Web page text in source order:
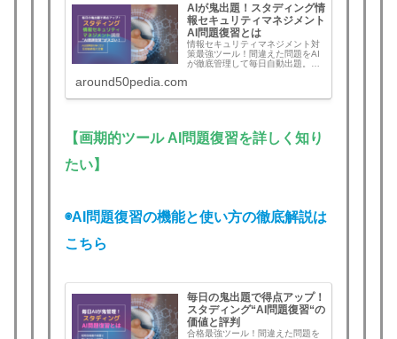
AIが鬼出題！スタディング情
報セキュリティマネジメント
AI問題復習とは
情報セキュリティマネジメント対
策最強ツール！間違えた問題をAI
が徹底管理して毎日自動出題。忘
能“AI問題復習”とは？機能と使い
徹底解説。今こそライバルに差を
around50pedia.com
【画期的ツール AI問題復習を詳しく知り
たい】
◉AI問題復習の機能と使い方の徹底解説は
こちら
毎日の鬼出題で得点アップ！
スタディング“AI問題復習“の
価値と評判
合格最強ツール！間違えた問題を